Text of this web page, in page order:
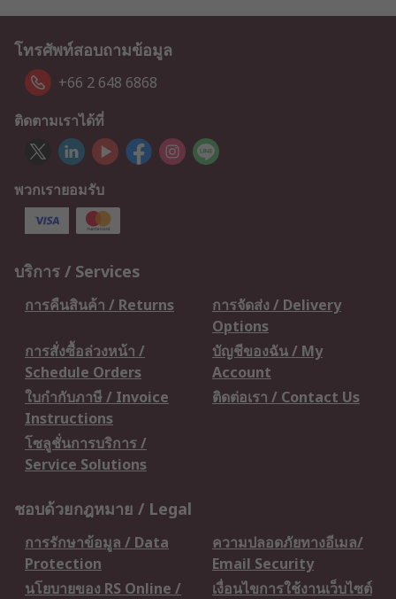
โทรศัพท์สอบถามข้อมูล
+66 2 648 6868
ติดตามเราได้ที่
พวกเรายอมรับ
บริการ / Services
การคืนสินค้า / Returns
การจัดส่ง / Delivery
Options
การสั่งซื้อล่วงหน้า /
Schedule Orders
บัญชีของฉัน / My
Account
ใบกำกับภาษี / Invoice
Instructions
ติดต่อเรา / Contact Us
โซลูชั่นการบริการ /
Service Solutions
ชอบด้วยกฎหมาย / Legal
การรักษาข้อมูล / Data
Protection
ความปลอดภัยทางอีเมล/
Email Security
นโยบายของ RS Online /
เงื่อนไขการใช้งานเว็บไซต์